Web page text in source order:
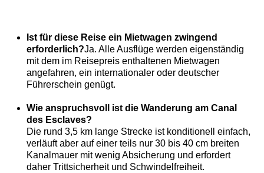
Ist für diese Reise ein Mietwagen zwingend
erforderlich?Ja. Alle Ausflüge werden eigenständig
mit dem im Reisepreis enthaltenen Mietwagen
angefahren, ein internationaler oder deutscher
Führerschein genügt.
Wie anspruchsvoll ist die Wanderung am Canal
des Esclaves?
Die rund 3,5 km lange Strecke ist konditionell einfach,
verläuft aber auf einer teils nur 30 bis 40 cm breiten
Kanalmauer mit wenig Absicherung und erfordert
daher Trittsicherheit und Schwindelfreiheit.